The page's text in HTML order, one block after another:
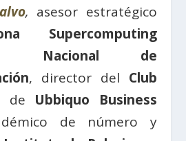
, asesor estratégico
Supercomputing
Nacional de
, director del Club
de Ubbiquo Business
de número y